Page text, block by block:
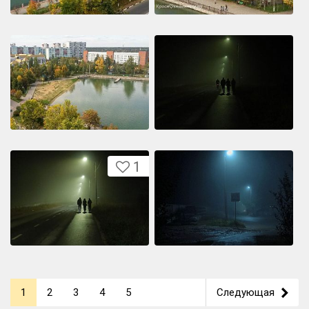
1
1 2 3 4 5 Следующая >